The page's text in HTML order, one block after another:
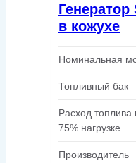
Генератор
в кожухе
Номинальная
Топливный бак
Расход топлива
75% нагрузке
Производитель